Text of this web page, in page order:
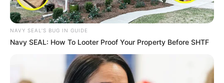
NAVY SEAL'S BUG IN GUIDE
Navy SEAL: How To Looter Proof Your Property Before SHTF